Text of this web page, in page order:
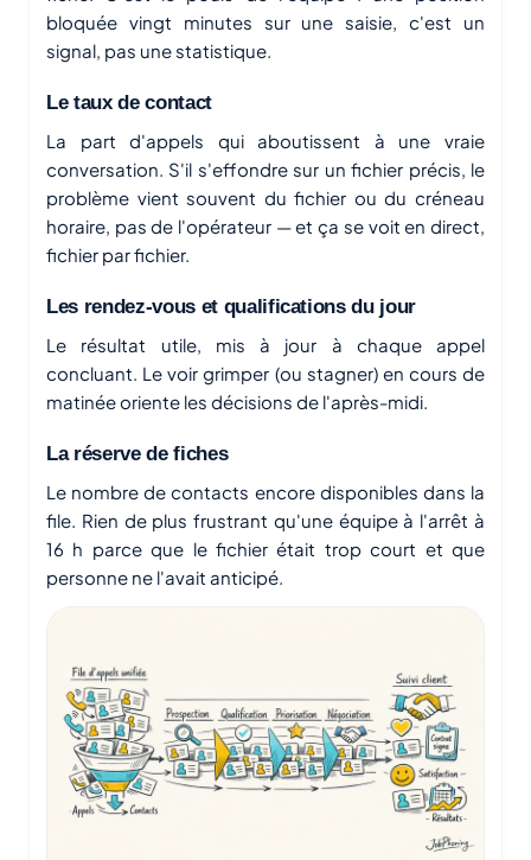
bloquée vingt minutes sur une saisie, c'est un
signal, pas une statistique.
Le taux de contact
La part d'appels qui aboutissent à une vraie
conversation. S'il s'effondre sur un fichier précis, le
problème vient souvent du fichier ou du créneau
horaire, pas de l'opérateur — et ça se voit en direct,
fichier par fichier.
Les rendez-vous et qualifications du jour
Le résultat utile, mis à jour à chaque appel
concluant. Le voir grimper (ou stagner) en cours de
matinée oriente les décisions de l'après-midi.
La réserve de fiches
Le nombre de contacts encore disponibles dans la
file. Rien de plus frustrant qu'une équipe à l'arrêt à
16 h parce que le fichier était trop court et que
personne ne l'avait anticipé.